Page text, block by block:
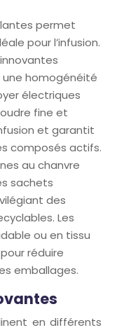
permet
pour l’infusion.
homogénéité
électriques
fine et
et garantit
composés actifs.
au chanvre
sachets
des
Les
ou en tissu
réduire
emballages.
en différents